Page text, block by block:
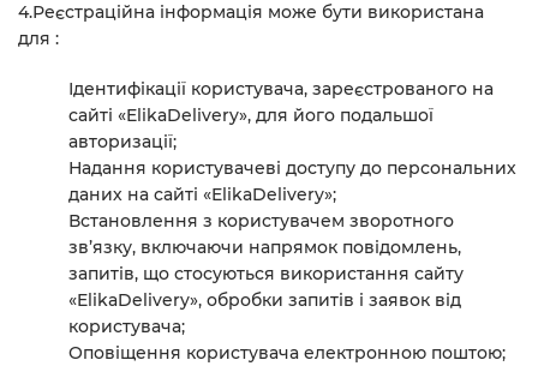
4.Реєстраційна інформація може бути використана
для :
Ідентифікації користувача, зареєстрованого на
сайті «ElikaDelivery», для його подальшої
авторизації;
Надання користувачеві доступу до персональних
даних на сайті «ElikaDelivery»;
Встановлення з користувачем зворотного
зв’язку, включаючи напрямок повідомлень,
запитів, що стосуються використання сайту
«ElikaDelivery», обробки запитів і заявок від
користувача;
Оповіщення користувача електронною поштою;